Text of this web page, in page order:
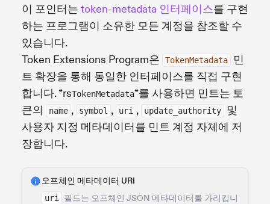
이 포인터는 token-metadata 인터페이스를 구현
하는 프로그램이 소유한 모든 계정을 참조할 수
있습니다.
Token Extensions Program은
TokenMetadata
민
트 확장을 통해 동일한 인터페이스를 직접 구현
합니다. *rsTokenMetadata*를 사용하면 민트는 토
큰의
name , symbol , uri , update_authority
및
사용자 지정 메타데이터를 민트 계정 자체에 저
장합니다.
오프체인 메타데이터 URI
uri
필드는 오프체인 JSON 메타데이터를 가리킵니